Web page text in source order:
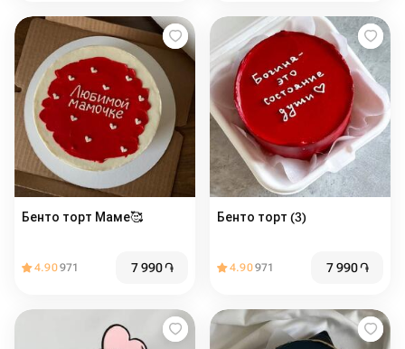
Бенто торт Маме🥰
4.90971 7 990֏
Бенто торт (3)
4.90971 7 990֏